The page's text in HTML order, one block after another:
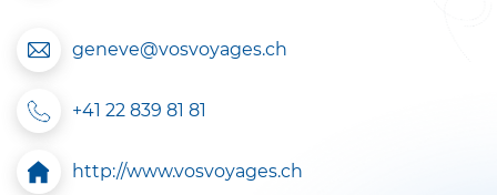
geneve@vosvoyages.ch
+41 22 839 81 81
http://www.vosvoyages.ch